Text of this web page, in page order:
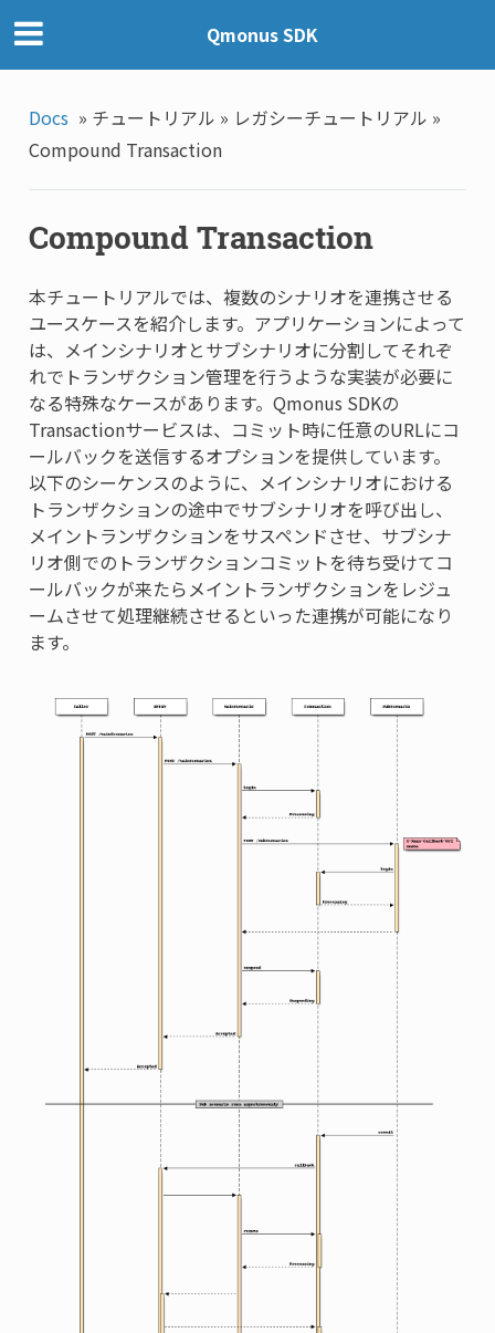
Qmonus SDK
Docs » チュートリアル » レガシーチュートリアル »
Compound Transaction
Compound Transaction
本チュートリアルでは、複数のシナリオを連携させる
ユースケースを紹介します。アプリケーションによって
は、メインシナリオとサブシナリオに分割してそれぞ
れでトランザクション管理を行うような実装が必要に
なる特殊なケースがあります。Qmonus SDKの
Transactionサービスは、コミット時に任意のURLにコ
ールバックを送信するオプションを提供しています。
以下のシーケンスのように、メインシナリオにおける
トランザクションの途中でサブシナリオを呼び出し、
メイントランザクションをサスペンドさせ、サブシナ
リオ側でのトランザクションコミットを待ち受けてコ
ールバックが来たらメイントランザクションをレジュ
ームさせて処理継続させるといった連携が可能になり
ます。